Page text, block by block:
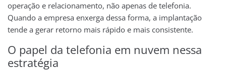
operação e relacionamento, não apenas de telefonia.
Quando a empresa enxerga dessa forma, a implantação
tende a gerar retorno mais rápido e mais consistente.
O papel da telefonia em nuvem nessa
estratégia